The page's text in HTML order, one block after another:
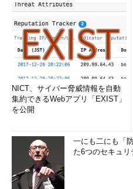
NICT、サイバー脅威情報を自動
集約できるWebアプリ「EXIST」
を公開
一にも二にも「
た6つのセキュリ